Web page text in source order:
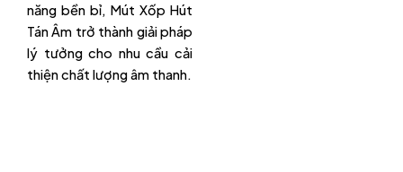
năng bền bỉ, Mút Xốp Hút
Tán Âm trở thành giải pháp
lý tưởng cho nhu cầu cải
thiện chất lượng âm thanh.